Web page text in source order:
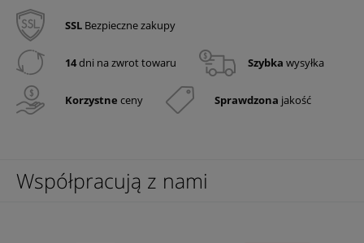
SSL Bezpieczne zakupy
14dni na zwrot towaru Szybka wysyłka
Korzystne ceny Sprawdzona jakość
Współpracują z nami